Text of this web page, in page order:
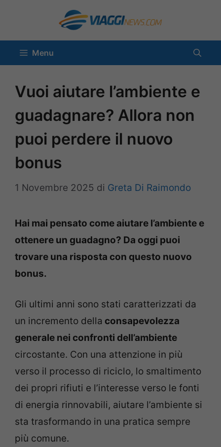
contenuto
Menu
Vuoi aiutare l’ambiente e
guadagnare? Allora non
puoi perdere il nuovo
bonus
1 Novembre 2025 di Greta Di Raimondo
Hai mai pensato come aiutare l’ambiente e
ottenere un guadagno? Da oggi puoi
trovare una risposta con questo nuovo
bonus.
Gli ultimi anni sono stati caratterizzati da
un incremento della consapevolezza
generale nei confronti dell’ambiente
circostante. Con una attenzione in più
verso il processo di riciclo, lo smaltimento
dei propri rifiuti e l’interesse verso le fonti
di energia rinnovabili, aiutare l’ambiente si
sta trasformando in una pratica sempre
più comune.